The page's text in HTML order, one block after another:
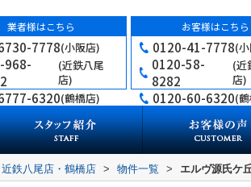
業者様はこちら
7778(小阪店)
968-
(近鉄八尾
店)
6320(鶴橋店)
お客様はこちら
0120-41-7778(
0120-58-
8282
(近
店)
0120-60-6320(
鉄八尾店・鶴橋店 > 物件一覧 > エルヴ源氏ケ